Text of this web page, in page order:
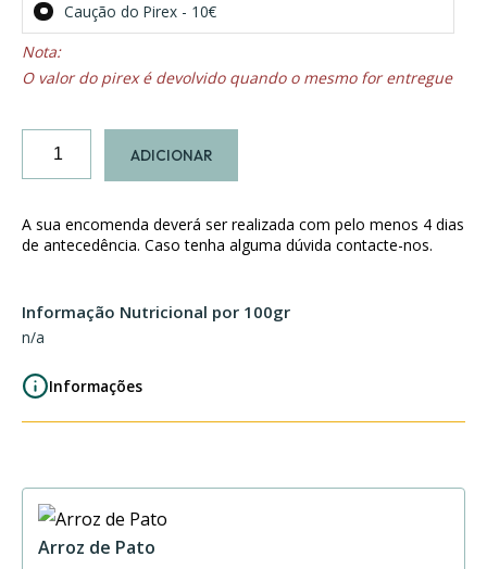
Caução do Pirex - 10€
O valor do pirex é devolvido quando o mesmo for entregue
Quantidade
ADICIONAR
A sua encomenda deverá ser realizada com pelo menos 4 dias
de antecedência. Caso tenha alguma dúvida contacte-nos.
Informação Nutricional por 100gr
n/a
Informações
Arroz de Pato